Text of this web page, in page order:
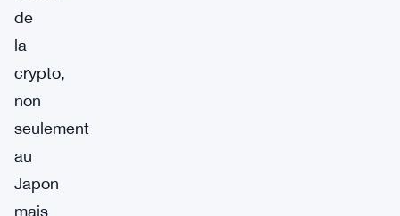
de
la
crypto,
non
seulement
au
Japon
mais